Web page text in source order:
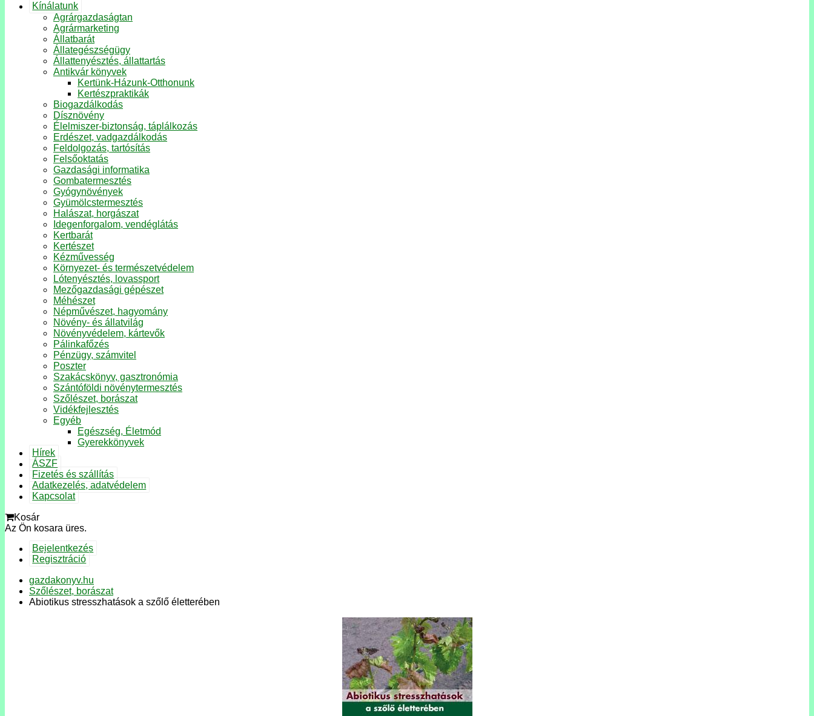
Kínálatunk
Agrárgazdaságtan
Agrármarketing
Állatbarát
Állategészségügy
Állattenyésztés, állattartás
Antikvár könyvek
Kertünk-Házunk-Otthonunk
Kertészpraktikák
Biogazdálkodás
Dísznövény
Élelmiszer-biztonság, táplálkozás
Erdészet, vadgazdálkodás
Feldolgozás, tartósítás
Felsőoktatás
Gazdasági informatika
Gombatermesztés
Gyógynövények
Gyümölcstermesztés
Halászat, horgászat
Idegenforgalom, vendéglátás
Kertbarát
Kertészet
Kézművesség
Környezet- és természetvédelem
Lótenyésztés, lovassport
Mezőgazdasági gépészet
Méhészet
Népművészet, hagyomány
Növény- és állatvilág
Növényvédelem, kártevők
Pálinkafőzés
Pénzügy, számvitel
Poszter
Szakácskönyv, gasztronómia
Szántóföldi növénytermesztés
Szőlészet, borászat
Vidékfejlesztés
Egyéb
Egészség, Életmód
Gyerekkönyvek
Hírek
ÁSZF
Fizetés és szállítás
Adatkezelés, adatvédelem
Kapcsolat
Kosár
Az Ön kosara üres.
Bejelentkezés
Regisztráció
gazdakonyv.hu
Szőlészet, borászat
Abiotikus stresszhatások a szőlő életterében